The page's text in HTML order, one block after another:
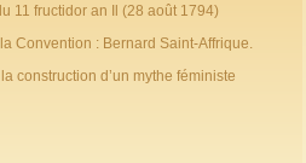
11 fructidor an Il (28 août 1794)
Convention : Bernard Saint-Affrique.
construction d’un mythe féministe